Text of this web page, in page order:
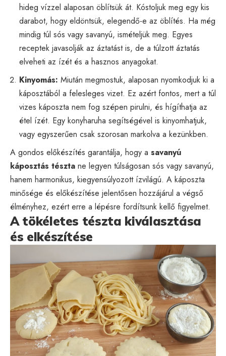
hideg vízzel alaposan öblítsük át. Kóstoljuk meg egy kis
darabot, hogy eldöntsük, elegendő-e az öblítés. Ha még
mindig túl sós vagy savanyú, ismételjük meg. Egyes
receptek javasolják az áztatást is, de a túlzott áztatás
elveheti az ízét és a hasznos anyagokat.
Kinyomás: Miután megmostuk, alaposan nyomkodjuk ki a
káposztából a felesleges vizet. Ez azért fontos, mert a túl
vizes káposzta nem fog szépen pirulni, és hígíthatja az
étel ízét. Egy konyharuha segítségével is kinyomhatjuk,
vagy egyszerűen csak szorosan markolva a kezünkben.
A gondos előkészítés garantálja, hogy a savanyú
káposztás tészta ne legyen túlságosan sós vagy savanyú,
hanem harmonikus, kiegyensúlyozott ízvilágú. A káposzta
minősége és előkészítése jelentősen hozzájárul a végső
élményhez, ezért erre a lépésre fordítsunk kellő figyelmet.
A tökéletes tészta kiválasztása
és elkészítése